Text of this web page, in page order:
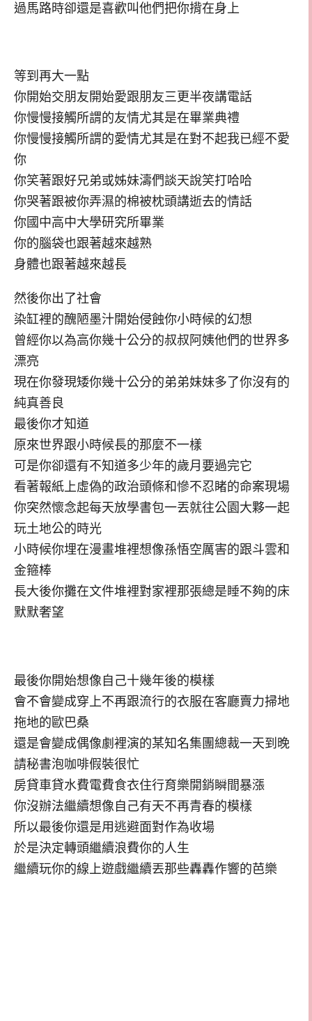
過馬路時卻還是喜歡叫他們把你揹在身上
等到再大一點
你開始交朋友開始愛跟朋友三更半夜講電話
你慢慢接觸所謂的友情尤其是在畢業典禮
你慢慢接觸所謂的愛情尤其是在對不起我已經不愛
你
你笑著跟好兄弟或姊妹濤們談天說笑打哈哈
你哭著跟被你弄濕的棉被枕頭講逝去的情話
你國中高中大學研究所畢業
你的腦袋也跟著越來越熟
身體也跟著越來越長
然後你出了社會
染缸裡的醜陋墨汁開始侵蝕你小時候的幻想
曾經你以為高你幾十公分的叔叔阿姨他們的世界多
漂亮
現在你發現矮你幾十公分的弟弟妹妹多了你沒有的
純真善良
最後你才知道
原來世界跟小時候長的那麼不一樣
可是你卻還有不知道多少年的歲月要過完它
看著報紙上虛偽的政治頭條和慘不忍睹的命案現場
你突然懷念起每天放學書包一丟就往公園大夥一起
玩土地公的時光
小時候你埋在漫畫堆裡想像孫悟空厲害的跟斗雲和
金箍棒
長大後你攤在文件堆裡對家裡那張總是睡不夠的床
默默奢望
最後你開始想像自己十幾年後的模樣
會不會變成穿上不再跟流行的衣服在客廳賣力掃地
拖地的歐巴桑
還是會變成偶像劇裡演的某知名集團總裁一天到晚
請秘書泡咖啡假裝很忙
房貸車貸水費電費食衣住行育樂開銷瞬間暴漲
你沒辦法繼續想像自己有天不再青春的模樣
所以最後你還是用逃避面對作為收場
於是決定轉頭繼續浪費你的人生
繼續玩你的線上遊戲繼續丟那些轟轟作響的芭樂